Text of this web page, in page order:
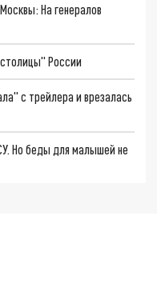
На генералов
России
с трейлера и врезалась
Но беды для малышей не